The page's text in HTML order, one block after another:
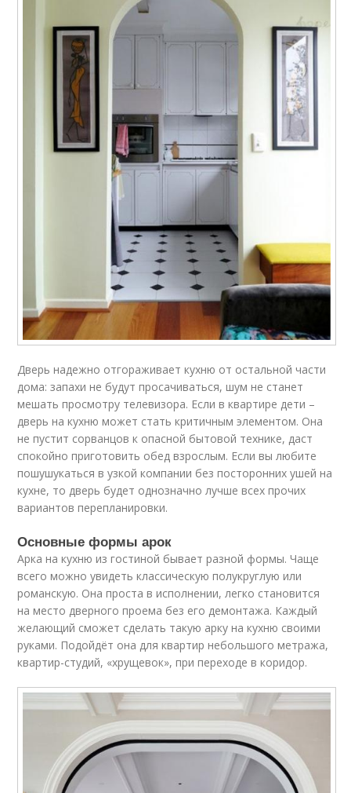
Дверь надежно отгораживает кухню от остальной части
дома: запахи не будут просачиваться, шум не станет
мешать просмотру телевизора. Если в квартире дети –
дверь на кухню может стать критичным элементом. Она
не пустит сорванцов к опасной бытовой технике, даст
спокойно приготовить обед взрослым. Если вы любите
пошушукаться в узкой компании без посторонних ушей на
кухне, то дверь будет однозначно лучше всех прочих
вариантов перепланировки.
Основные формы арок
Арка на кухню из гостиной бывает разной формы. Чаще
всего можно увидеть классическую полукруглую или
романскую. Она проста в исполнении, легко становится
на место дверного проема без его демонтажа. Каждый
желающий сможет сделать такую арку на кухню своими
руками. Подойдёт она для квартир небольшого метража,
квартир-студий, «хрущевок», при переходе в коридор.